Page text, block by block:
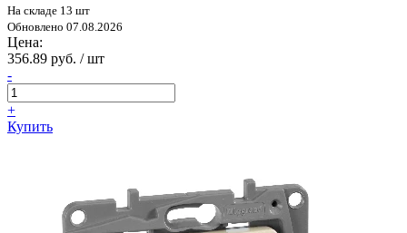
На складе 13 шт
Обновлено 07.08.2026
Цена:
356.89 руб. / шт
-
+
Купить